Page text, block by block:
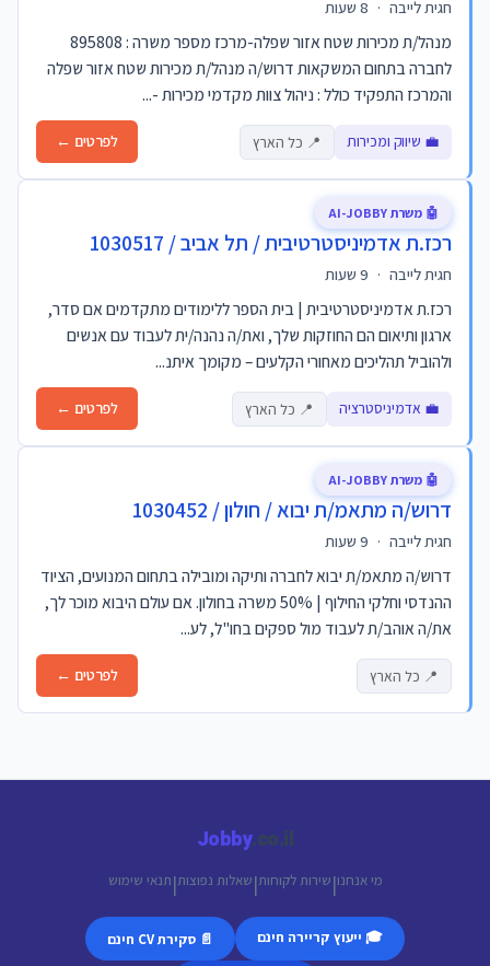
חגית לייבה ·
מנהל/ת מכירות שטח אזור שפלה-מרכז מספר משרה : 895808
לחברה בתחום המשקאות דרוש/ה מנהל/ת מכירות שטח אזור שפלה
והמרכז התפקיד כולל : ניהול צוות מקדמי מכירות -...
💼 שיווק ומכירות 📍 כל הארץ לפרטים ←
רכז.ת אדמיניסטרטיבית / תל אביב / 1030517
חגית לייבה ·
רכז.ת אדמיניסטרטיבית | בית הספר ללימודים מתקדמים אם סדר,
ארגון ותיאום הם החוזקות שלך, ואת/ה נהנה/ית לעבוד עם אנשים
ולהוביל תהליכים מאחורי הקלעים – מקומך איתנ...
💼 אדמיניסטרציה 📍 כל הארץ לפרטים ←
🤖 משרת AI-JOBBY
דרוש/ה מתאמ/ת יבוא / חולון / 1030452
חגית לייבה ·
דרוש/ה מתאמ/ת יבוא לחברה ותיקה ומובילה בתחום המנועים, הציוד
ההנדסי וחלקי החילוף | 50% משרה בחולון. אם עולם היבוא מוכר לך,
את/ה אוהב/ת לעבוד מול ספקים בחו"ל, לע...
📍 כל הארץ לפרטים ←
🤖 משרת AI-JOBBY
Jobby.co.il
מי אנחנו|שירות לקוחות|שאלות נפוצות|תנאי שימוש
🎓 ייעוץ קריירה חינם 📄 סקירת CV חינם